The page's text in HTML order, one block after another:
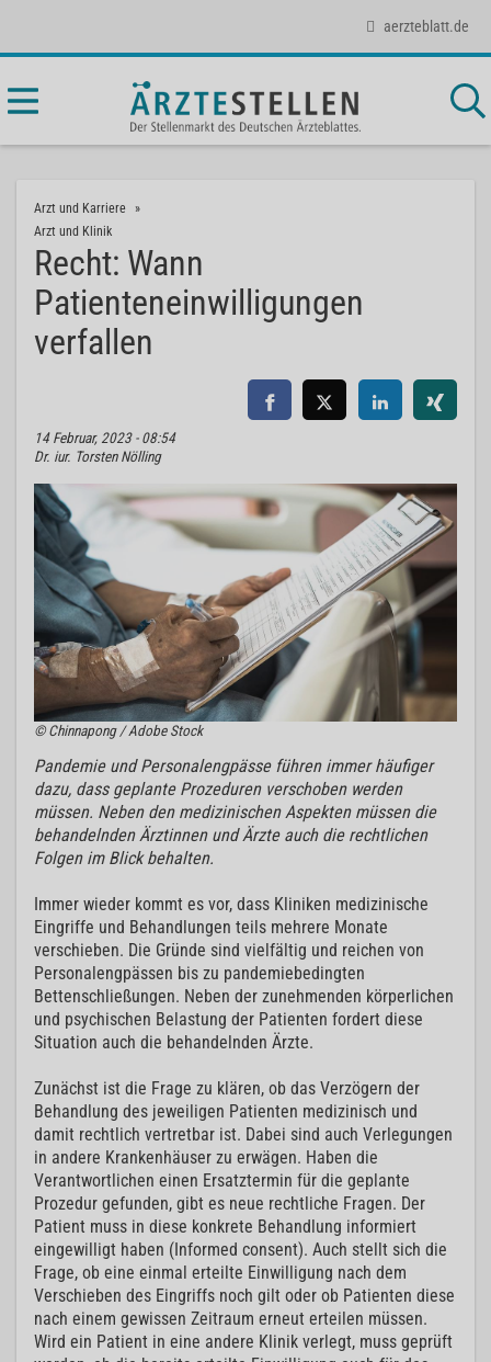
aerzteblatt.de
Arzt und Karriere
Arzt und Klinik
Recht: Wann
Patienteneinwilligungen
verfallen
14 Februar, 2023 - 08:54
Dr. iur. Torsten Nölling
© Chinnapong / Adobe Stock
Pandemie und Personalengpässe führen immer häufiger
dazu, dass geplante Prozeduren verschoben werden
müssen. Neben den medizinischen Aspekten müssen die
behandelnden Ärztinnen und Ärzte auch die rechtlichen
Folgen im Blick behalten.
Immer wieder kommt es vor, dass Kliniken medizinische
Eingriffe und Behandlungen teils mehrere Monate
verschieben. Die Gründe sind vielfältig und reichen von
Personalengpässen bis zu pandemiebedingten
Bettenschließungen. Neben der zunehmenden körperlichen
und psychischen Belastung der Patienten fordert diese
Situation auch die behandelnden Ärzte.
Zunächst ist die Frage zu klären, ob das Verzögern der
Behandlung des jeweiligen Patienten medizinisch und
damit rechtlich vertretbar ist. Dabei sind auch Verlegungen
in andere Krankenhäuser zu erwägen. Haben die
Verantwortlichen einen Ersatztermin für die geplante
Prozedur gefunden, gibt es neue rechtliche Fragen. Der
Patient muss in diese konkrete Behandlung informiert
eingewilligt haben (Informed consent). Auch stellt sich die
Frage, ob eine einmal erteilte Einwilligung nach dem
Verschieben des Eingriffs noch gilt oder ob Patienten diese
nach einem gewissen Zeitraum erneut erteilen müssen.
Wird ein Patient in eine andere Klinik verlegt, muss geprüft